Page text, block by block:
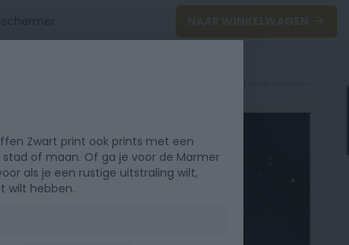
NAAR WINKELWAGEN
Zwart print ook prints met een
stad of maan. Of ga je voor de Marmer
als je een rustige uitstraling wilt,
wilt hebben.